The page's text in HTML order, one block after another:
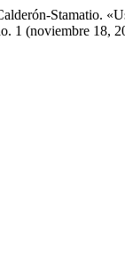
Stamatio.
1 (noviembre 18,